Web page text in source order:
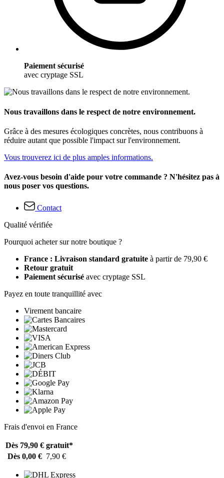
Paiement sécurisé
avec cryptage SSL
Nous travaillons dans le respect de notre environnement.
Grâce à des mesures écologiques concrètes, nous contribuons à
réduire autant que possible l'impact sur l'environnement.
Vous trouverez ici de plus amples informations.
Avez-vous besoin d'aide pour votre commande ? N'hésitez pas à
nous poser vos questions.
Contact
Qualité vérifiée
Pourquoi acheter sur notre boutique ?
France : Livraison standard gratuite à partir de 79,90 €
Retour gratuit
Paiement sécurisé avec cryptage SSL
Payez en toute tranquillité avec
Virement bancaire
Frais d'envoi en France
Dès 79,90 € gratuit*
Dès 0,00 € 7,90 €